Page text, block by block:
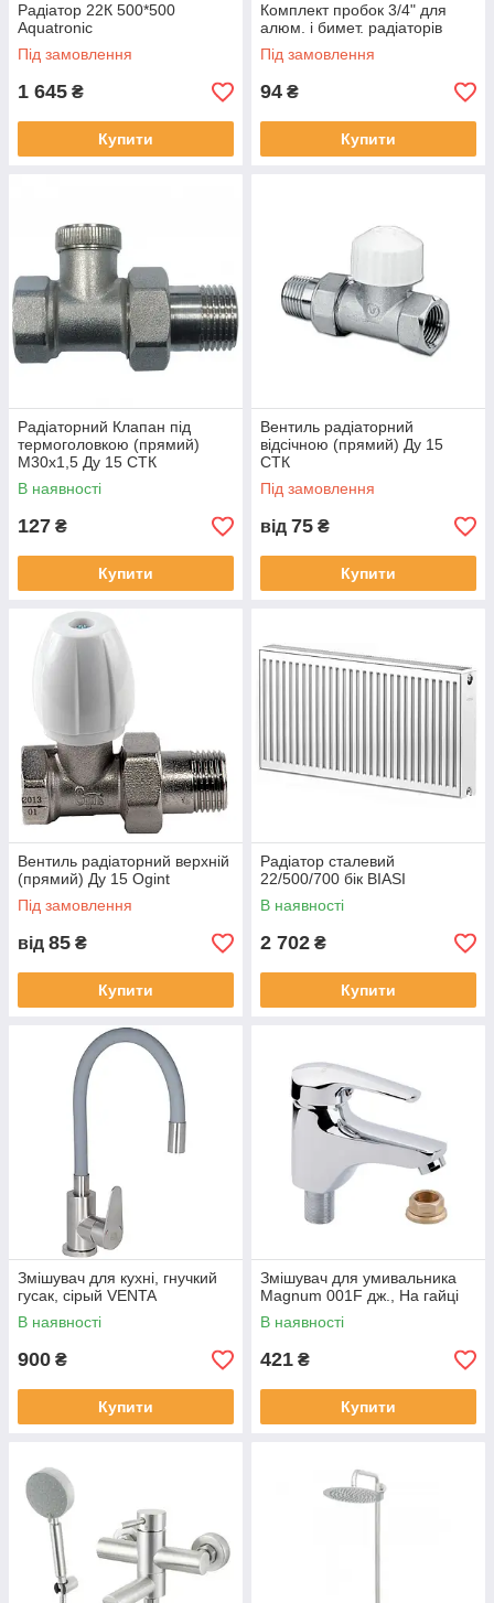
Радіатор 22К 500*500
Aquatronic
Під замовлення
1 645 ₴
Купити
Комплект пробок 3/4" для
алюм. і бимет. радіаторів
Під замовлення
94 ₴
Купити
Радіаторний Клапан під
термоголовкою (прямий)
М30х1,5 Ду 15 СТК
В наявності
127 ₴
Купити
Вентиль радіаторний
відсічною (прямий) Ду 15
СТК
Під замовлення
від 75 ₴
Купити
Вентиль радіаторний верхній
(прямий) Ду 15 Ogint
Під замовлення
від 85 ₴
Купити
Радіатор сталевий
22/500/700 бік BIASI
В наявності
2 702 ₴
Купити
Змішувач для кухні, гнучкий
гусак, сірый VENTA
В наявності
900 ₴
Купити
Змішувач для умивальника
Magnum 001F дж., На гайці
В наявності
421 ₴
Купити